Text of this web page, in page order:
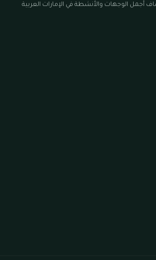
أجمل الوجهات والأنشطة في الإمارات العربية